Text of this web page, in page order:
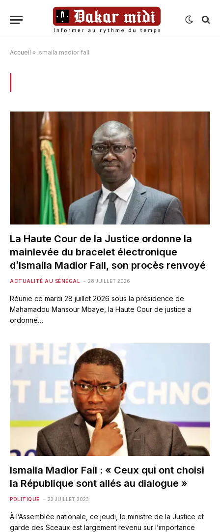
Accueil » Ismaila madior fall
La Haute Cour de la Justice ordonne la
mainlevée du bracelet électronique
d’Ismaila Madior Fall, son procès renvoyé
ACTUALITÉ AU SÉNÉGAL 28 JUILLET 2026
Réunie ce mardi 28 juillet 2026 sous la présidence de
Mahamadou Mansour Mbaye, la Haute Cour de justice a
ordonné…
Ismaila Madior Fall : « Ceux qui ont choisi
la République sont allés au dialogue »
POLITIQUE 22 JUILLET 2023
À l’Assemblée nationale, ce jeudi, le ministre de la Justice et
garde des Sceaux est largement revenu sur l’importance